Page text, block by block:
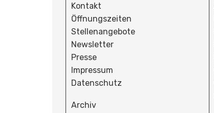
Kontakt
Öffnungszeiten
Stellenangebote
Newsletter
Presse
Impressum
Datenschutz
Archiv